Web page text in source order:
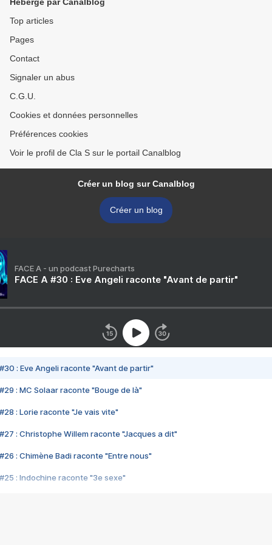
Top articles
Pages
Contact
Signaler un abus
C.G.U.
Cookies et données personnelles
Préférences cookies
Voir le profil de Cla S sur le portail Canalblog
Créer un blog sur Canalblog
Créer un blog
FACE A - un podcast Purecharts
FACE A #30 : Eve Angeli raconte "Avant de partir"
#30 : Eve Angeli raconte "Avant de partir"
#29 : MC Solaar raconte "Bouge de là"
#28 : Lorie raconte "Je vais vite"
#27 : Christophe Willem raconte "Jacques a dit"
#26 : Chimène Badi raconte "Entre nous"
#25 : Indochine raconte "3e sexe"